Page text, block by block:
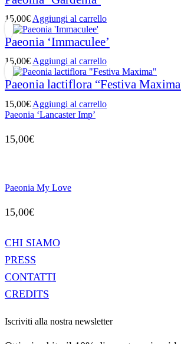
15,00€ Aggiungi al carrello
Paeonia ‘Immaculee’
15,00€Aggiungi al carrello
Paeonia lactiflora “Festiva
15,00€ Aggiungi al carrello
Paeonia ‘Lancaster Imp’
15,00€
Paeonia My Love
15,00€
CHI SIAMO
PRESS
CONTATTI
CREDITS
Iscriviti alla nostra newsletter